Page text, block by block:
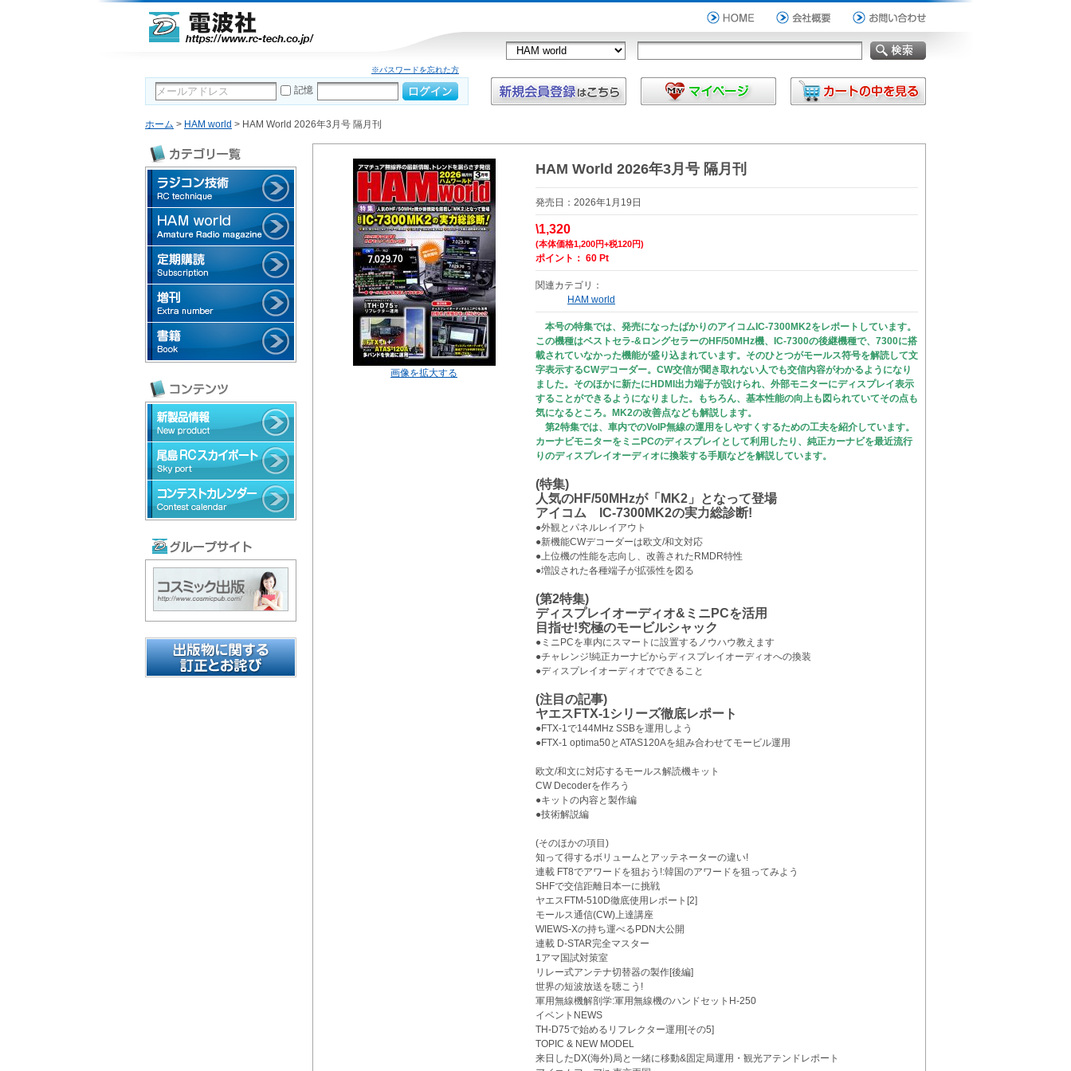
※パスワードを忘れた方
記憶
ホーム > HAM world > HAM World 2026年3月号 隔月刊
画像を拡大する
HAM World 2026年3月号 隔月刊
発売日：2026年1月19日
\1,320
(本体価格1,200円+税120円)
ポイント： 60 Pt
関連カテゴリ：
HAM world
本号の特集では、発売になったばかりのアイコムIC-7300MK2をレポートしています。
この機種はベストセラ-&ロングセラーのHF/50MHz機、IC-7300の後継機種で、7300に搭
載されていなかった機能が盛り込まれています。そのひとつがモールス符号を解読して文
字表示するCWデコーダー。CW交信が聞き取れない人でも交信内容がわかるようになり
ました。そのほかに新たにHDMI出力端子が設けられ、外部モニターにディスプレイ表示
することができるようになりました。もちろん、基本性能の向上も図られていてその点も
気になるところ。MK2の改善点なども解説します。
第2特集では、車内でのVoIP無線の運用をしやすくするための工夫を紹介しています。
カーナビモニターをミニPCのディスプレイとして利用したり、純正カーナビを最近流行
りのディスプレイオーディオに換装する手順などを解説しています。
(特集)
人気のHF/50MHzが「MK2」となって登場
アイコム IC-7300MK2の実力総診断!
●外観とパネルレイアウト
●新機能CWデコーダーは欧文/和文対応
●上位機の性能を志向し、改善されたRMDR特性
●増設された各種端子が拡張性を図る
(第2特集)
ディスプレイオーディオ&ミニPCを活用
目指せ!究極のモービルシャック
●ミニPCを車内にスマートに設置するノウハウ教えます
●チャレンジ!純正カーナビからディスプレイオーディオへの換装
●ディスプレイオーディオでできること
(注目の記事)
ヤエスFTX-1シリーズ徹底レポート
●FTX-1で144MHz SSBを運用しよう
●FTX-1 optima50とATAS120Aを組み合わせてモービル運用
欧文/和文に対応するモールス解読機キット
CW Decoderを作ろう
●キットの内容と製作編
●技術解説編
(そのほかの項目)
知って得するボリュームとアッテネーターの違い!
連載 FT8でアワードを狙おう!:韓国のアワードを狙ってみよう
SHFで交信距離日本一に挑戦
ヤエスFTM-510D徹底使用レポート[2]
モールス通信(CW)上達講座
WIEWS-Xの持ち運べるPDN大公開
連載 D-STAR完全マスター
1アマ国試対策室
リレー式アンテナ切替器の製作[後編]
世界の短波放送を聴こう!
軍用無線機解剖学:軍用無線機のハンドセットH-250
イベントNEWS
TH-D75で始めるリフレクター運用[その5]
TOPIC & NEW MODEL
来日したDX(海外)局と一緒に移動&固定局運用・観光アテンドレポート